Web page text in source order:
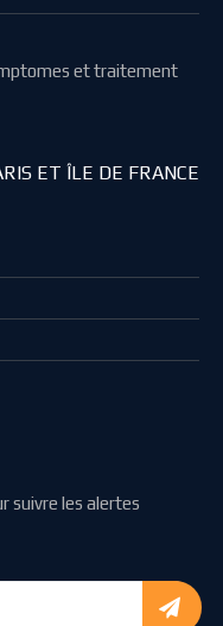
et traitement
ET ÎLE DE FRANCE
suivre les alertes